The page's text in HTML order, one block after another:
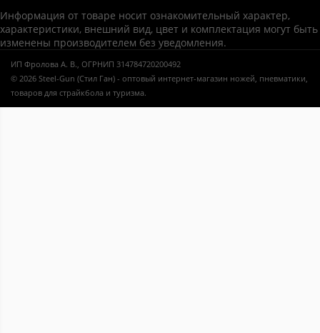
Информация от товаре носит ознакомительный характер,
характеристики, внешний вид, цвет и комплектация могут быть
изменены производителем без уведомления.
ИП Фролова А. В., ОГРНИП 314784720200492
© 2026 Steel-Gun (Стил Ган) - оптовый интернет-магазин ножей, пневматики,
товаров для страйкбола и туризма.